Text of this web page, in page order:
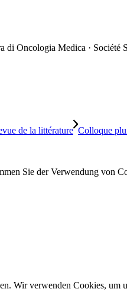
Oncologia Medica ·
de la littérature Colloque
Sie der Verwendung von
Wir verwenden Cookies,